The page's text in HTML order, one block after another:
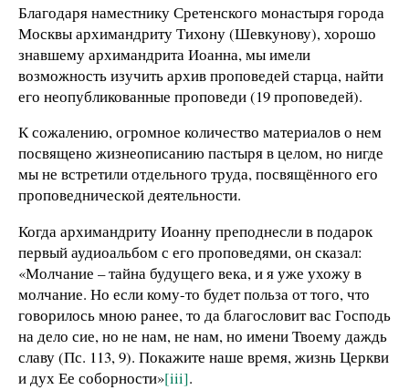
Благодаря наместнику Сретенского монастыря города
Москвы архимандриту Тихону (Шевкунову), хорошо
знавшему архимандрита Иоанна, мы имели
возможность изучить архив проповедей старца, найти
его неопубликованные проповеди (19 проповедей).
К сожалению, огромное количество материалов о нем
посвящено жизнеописанию пастыря в целом, но нигде
мы не встретили отдельного труда, посвящённого его
проповеднической деятельности.
Когда архимандриту Иоанну преподнесли в подарок
первый аудиоальбом с его проповедями, он сказал:
«Молчание – тайна будущего века, и я уже ухожу в
молчание. Но если кому-то будет польза от того, что
говорилось мною ранее, то да благословит вас Господь
на дело сие, но не нам, не нам, но имени Твоему даждь
славу (Пс. 113, 9). Покажите наше время, жизнь Церкви
и дух Ее соборности»[iii].